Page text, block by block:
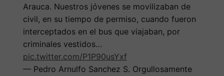
Arauca. Nuestros jóvenes se movilizaban de
civil, en su tiempo de permiso, cuando fueron
interceptados en el bus que viajaban, por
criminales vestidos…
pic.twitter.com/P1P90usYxf
— Pedro Arnulfo Sanchez S. Orgullosamente